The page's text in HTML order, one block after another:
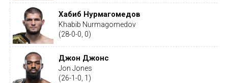
Хабиб Нурмагомедов
Khabib Nurmagomedov
(28-0-0, 0)
Джон Джонс
Jon Jones
(26-1-0, 1)